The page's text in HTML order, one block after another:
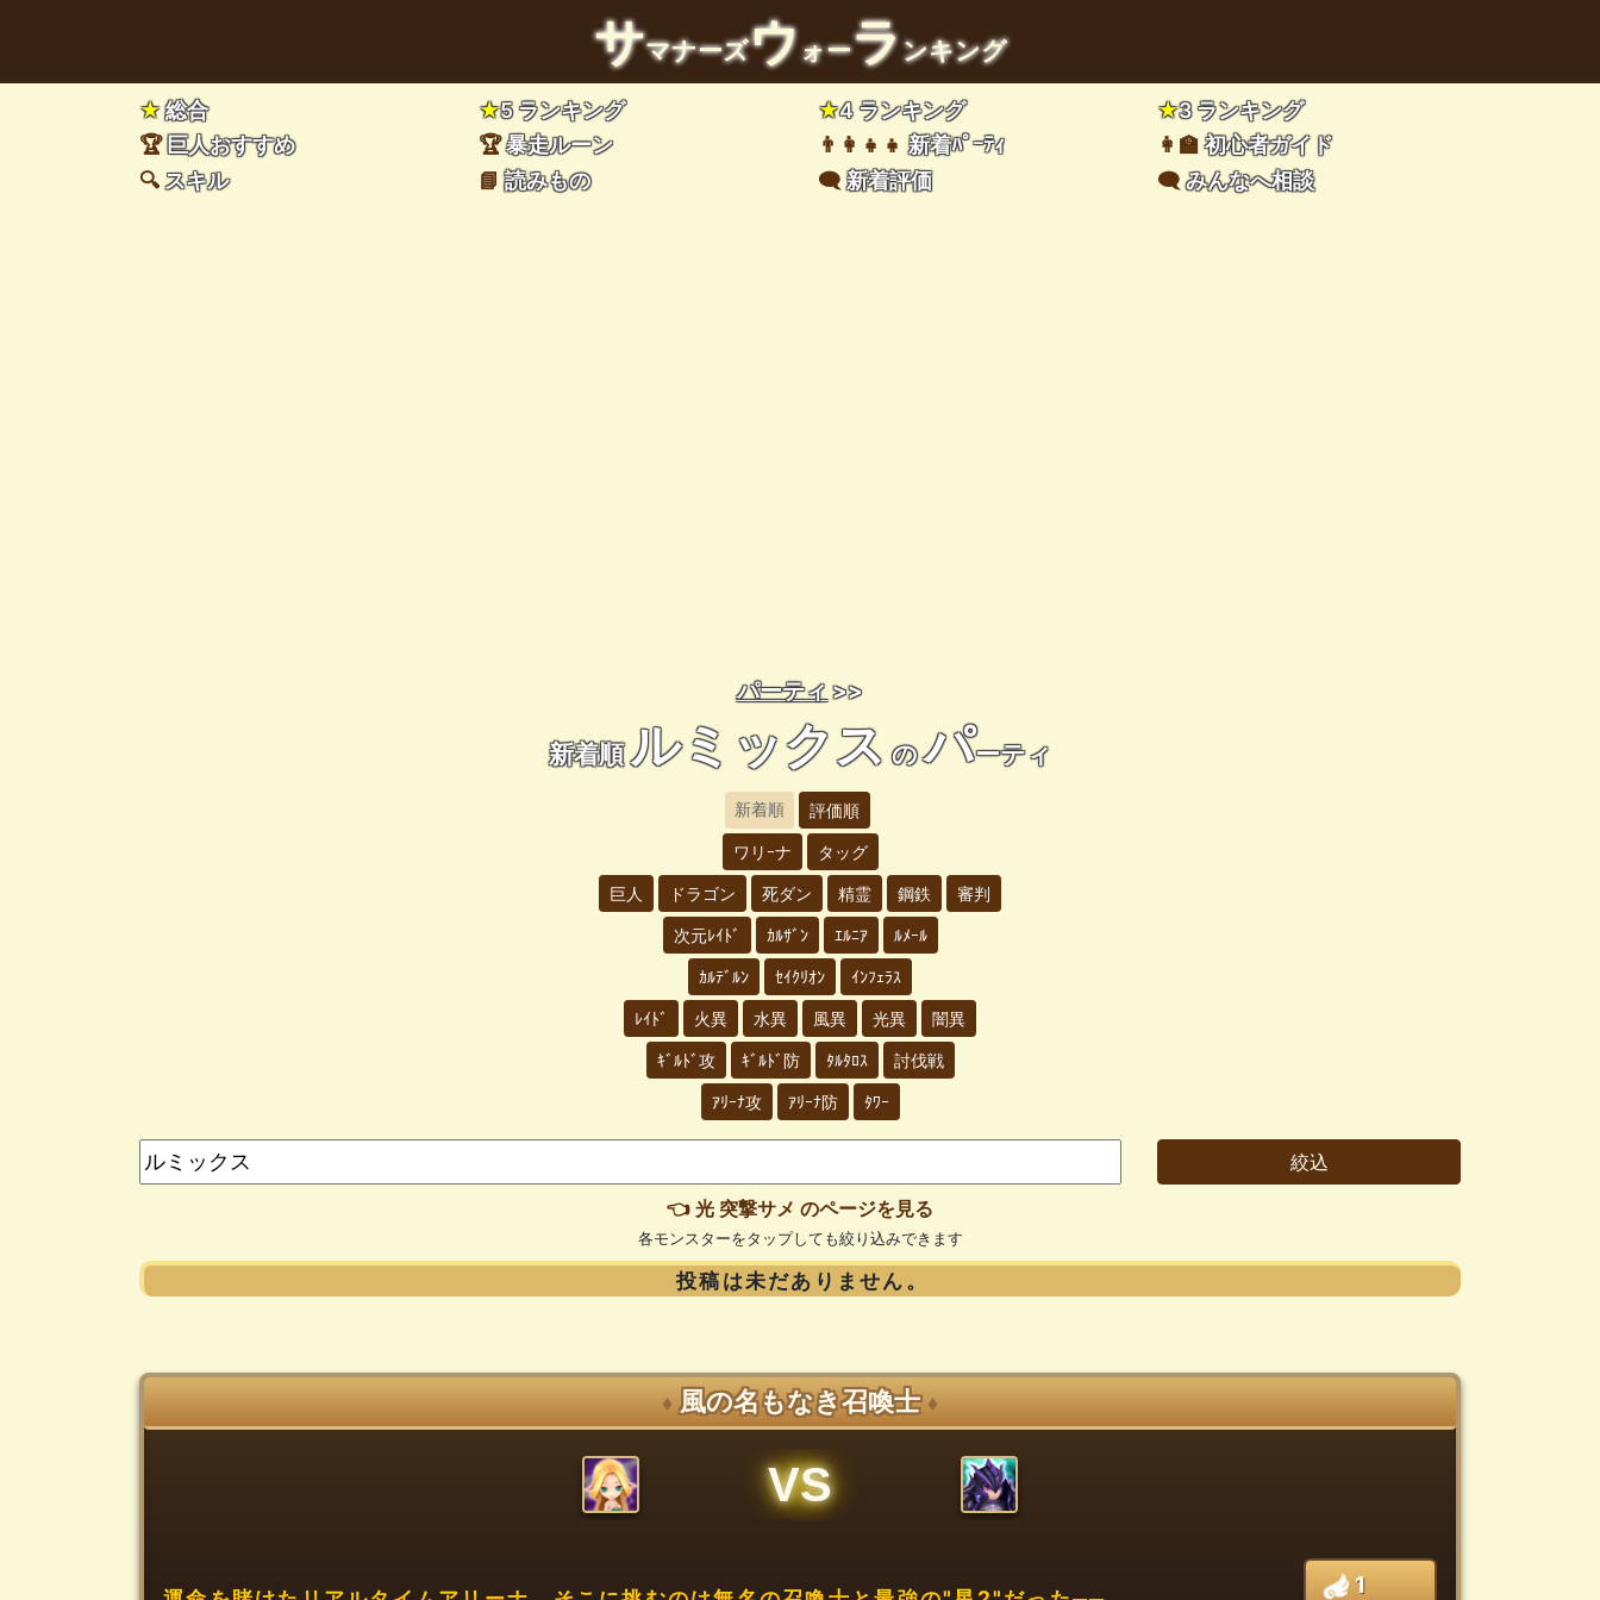
サマナーズウォーランキング
★総合 ★5 ランキング ★4 ランキング ★3 ランキング
🏆 巨人おすすめ 🏆暴走ルーン 👨‍👩‍👧‍👧新着ﾊﾟｰﾃｨ 👩‍🏫初心者ガイド
🔍スキル 📘読みもの 🗨️新着評価 🗨️みんなへ相談
パーティ >>
新着順ルミックス のパーティ
新着順 評価順
ワリｰナ タッグ
巨人 ドラゴン 死ダン 精霊 鋼鉄 審判
次元ﾚｲﾄﾞ ｶﾙｻﾞﾝ ｴﾙﾆｱ ﾙﾒｰﾙ
ｶﾙﾃﾞﾙﾝ ｾｲｸﾘｵﾝ ｲﾝﾌｪﾗｽ
ﾚｲﾄﾞ 火異 水異 風異 光異 闇異
ｷﾞﾙﾄﾞ攻 ｷﾞﾙﾄﾞ防 ﾀﾙﾀﾛｽ 討伐戦
ｱﾘｰﾅ攻 ｱﾘｰﾅ防 ﾀﾜｰ
👈 光 突撃サメ のページを見る
各モンスターをタップしても絞り込みできます
投稿は未だありません。
♦ 風の名もなき召喚士 ♦
VS
1